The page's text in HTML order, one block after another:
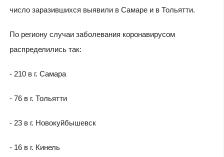
число заразившихся выявили в Самаре и в Тольятти.
По региону случаи заболевания коронавирусом
распределились так:
- 210 в г. Самара
- 76 в г. Тольятти
- 23 в г. Новокуйбышевск
- 16 в г. Кинель